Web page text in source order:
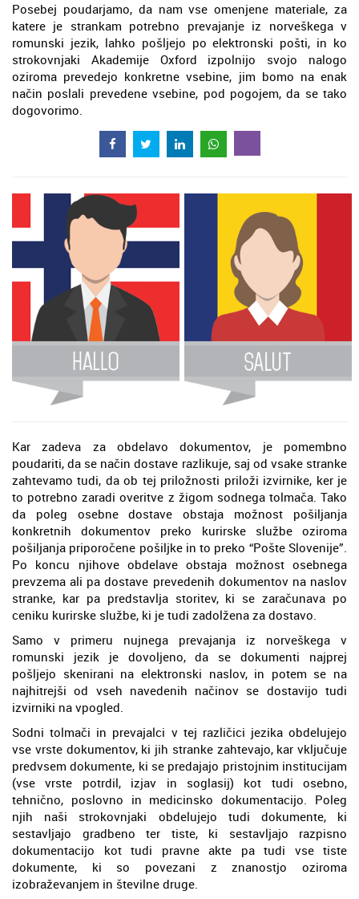
Posebej poudarjamo, da nam vse omenjene materiale, za
katere je strankam potrebno prevajanje iz norveškega v
romunski jezik, lahko pošljejo po elektronski pošti, in ko
strokovnjaki Akademije Oxford izpolnijo svojo nalogo
oziroma prevedejo konkretne vsebine, jim bomo na enak
način poslali prevedene vsebine, pod pogojem, da se tako
dogovorimo.
Kar zadeva za obdelavo dokumentov, je pomembno
poudariti, da se način dostave razlikuje, saj od vsake stranke
zahtevamo tudi, da ob tej priložnosti priloži izvirnike, ker je
to potrebno zaradi overitve z žigom sodnega tolmača. Tako
da poleg osebne dostave obstaja možnost pošiljanja
konkretnih dokumentov preko kurirske službe oziroma
pošiljanja priporočene pošiljke in to preko “Pošte Slovenije”.
Po koncu njihove obdelave obstaja možnost osebnega
prevzema ali pa dostave prevedenih dokumentov na naslov
stranke, kar pa predstavlja storitev, ki se zaračunava po
ceniku kurirske službe, ki je tudi zadolžena za dostavo.
Samo v primeru nujnega prevajanja iz norveškega v
romunski jezik je dovoljeno, da se dokumenti najprej
pošljejo skenirani na elektronski naslov, in potem se na
najhitrejši od vseh navedenih načinov se dostavijo tudi
izvirniki na vpogled.
Sodni tolmači in prevajalci v tej različici jezika obdelujejo
vse vrste dokumentov, ki jih stranke zahtevajo, kar vključuje
predvsem dokumente, ki se predajajo pristojnim institucijam
(vse vrste potrdil, izjav in soglasij) kot tudi osebno,
tehnično, poslovno in medicinsko dokumentacijo. Poleg
njih naši strokovnjaki obdelujejo tudi dokumente, ki
sestavljajo gradbeno ter tiste, ki sestavljajo razpisno
dokumentacijo kot tudi pravne akte pa tudi vse tiste
dokumente, ki so povezani z znanostjo oziroma
izobraževanjem in številne druge.